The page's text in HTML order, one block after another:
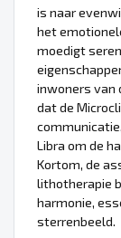
is naar
het
moedigt
inwoners van
dat de
Libra om de
Kortom, de
lithotherapie
harmonie,
sterrenbeeld.